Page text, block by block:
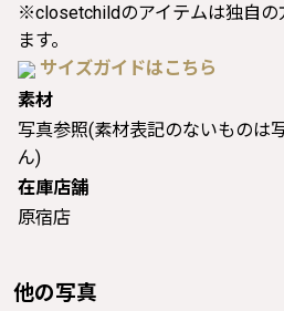
※closetchildのアイテムは独自の
ます。
サイズガイドはこちら
素材
写真参照(素材表記のないものは
ん)
在庫店舗
原宿店
他の写真